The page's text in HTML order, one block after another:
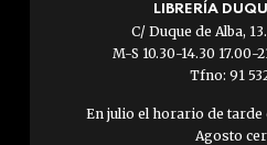
LIBRERÍA
C/ Duque de Alba,
M-S 10.30-14.30 17.00-
Tfno: 91
En julio el horario de tarde
Agosto